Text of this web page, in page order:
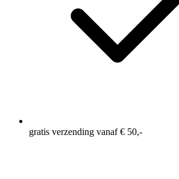
gratis verzending vanaf € 50,-